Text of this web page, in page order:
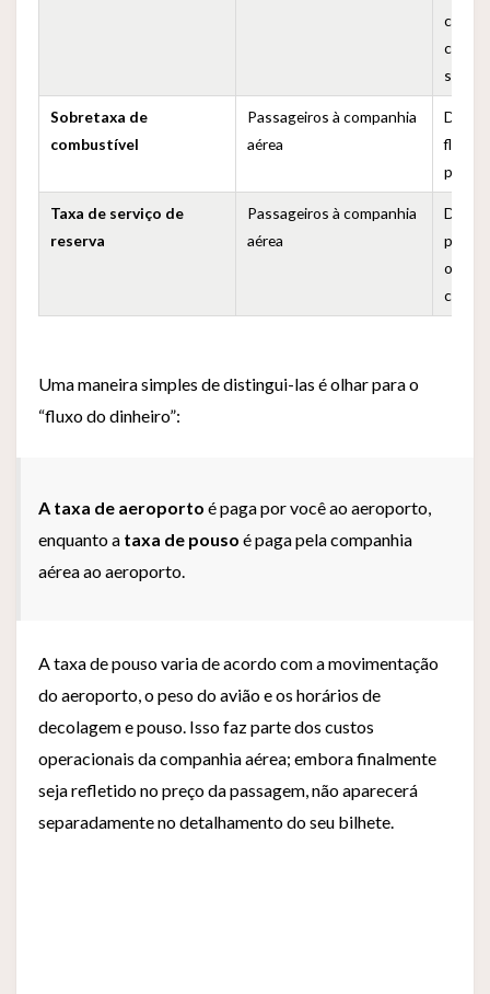
Sobretaxa de
combustível
Passageiros à companhia
aérea
flutua
preço
Taxa de serviço de
reserva
Passageiros à companhia
aérea
parte
Uma maneira simples de distingui-las é olhar para o
“fluxo do dinheiro”:
A taxa de aeroporto é paga por você ao aeroporto,
enquanto a taxa de pouso é paga pela companhia
aérea ao aeroporto.
A taxa de pouso varia de acordo com a movimentação
do aeroporto, o peso do avião e os horários de
decolagem e pouso. Isso faz parte dos custos
operacionais da companhia aérea; embora finalmente
seja refletido no preço da passagem, não aparecerá
separadamente no detalhamento do seu bilhete.